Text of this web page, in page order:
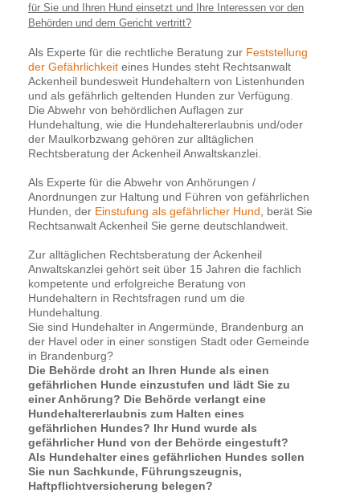
für Sie und Ihren Hund einsetzt und Ihre Interessen vor den
Behörden und dem Gericht vertritt?
Als Experte für die rechtliche Beratung zur Feststellung
der Gefährlichkeit eines Hundes steht Rechtsanwalt
Ackenheil bundesweit Hundehaltern von Listenhunden
und als gefährlich geltenden Hunden zur Verfügung.
Die Abwehr von behördlichen Auflagen zur
Hundehaltung, wie die Hundehaltererlaubnis und/oder
der Maulkorbzwang gehören zur alltäglichen
Rechtsberatung der Ackenheil Anwaltskanzlei.
Als Experte für die Abwehr von Anhörungen /
Anordnungen zur Haltung und Führen von gefährlichen
Hunden, der Einstufung als gefährlicher Hund , berät Sie
Rechtsanwalt Ackenheil Sie gerne deutschlandweit.
Zur alltäglichen Rechtsberatung der Ackenheil
Anwaltskanzlei gehört seit über 15 Jahren die fachlich
kompetente und erfolgreiche Beratung von
Hundehaltern in Rechtsfragen rund um die
Hundehaltung.
Sie sind Hundehalter in Angermünde, Brandenburg an
der Havel oder in einer sonstigen Stadt oder Gemeinde
in Brandenburg?
Die Behörde droht an Ihren Hunde als einen
gefährlichen Hunde einzustufen und lädt Sie zu
einer Anhörung? Die Behörde verlangt eine
Hundehaltererlaubnis zum Halten eines
gefährlichen Hundes? Ihr Hund wurde als
gefährlicher Hund von der Behörde eingestuft?
Als Hundehalter eines gefährlichen Hundes sollen
Sie nun Sachkunde, Führungszeugnis,
Haftpflichtversicherung belegen?